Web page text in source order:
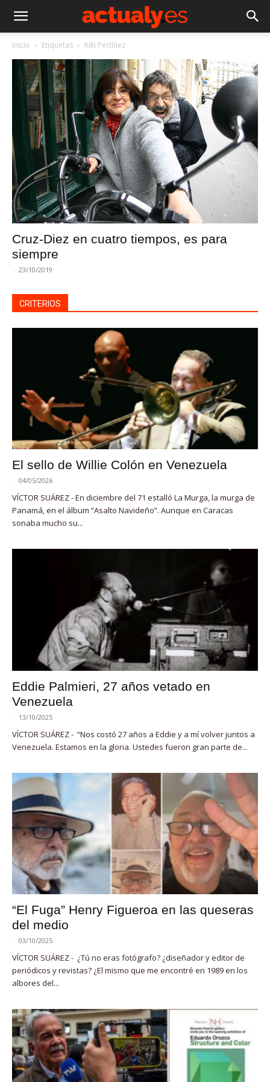
Inicio Etiquetas Kiki Pertíñez
Cruz-Diez en cuatro tiempos, es para
siempre
- 23/10/2019
CRITERIOS
El sello de Willie Colón en Venezuela
- 04/05/2026
VÍCTOR SUÁREZ - En diciembre del 71 estalló La Murga, la murga de
Panamá, en el álbum “Asalto Navideño”. Aunque en Caracas
sonaba mucho su...
Eddie Palmieri, 27 años vetado en
Venezuela
- 13/10/2025
VÍCTOR SUÁREZ - “Nos costó 27 años a Eddie y a mí volver juntos a
Venezuela. Estamos en la gloria. Ustedes fueron gran parte de...
“El Fuga” Henry Figueroa en las queseras
del medio
- 03/10/2025
VÍCTOR SUÁREZ - ¿Tú no eras fotógrafo? ¿diseñador y editor de
periódicos y revistas? ¿El mismo que me encontré en 1989 en los
albores del...